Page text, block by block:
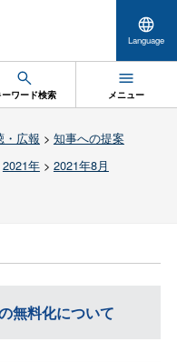
Language
ーワード検索 メニュー
・広報 > 知事への提案
2021年> 2021年8月
無料化について